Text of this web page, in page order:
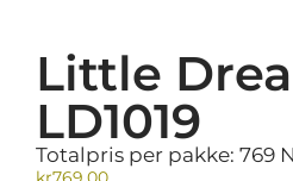
Little
LD1019
Totalpris per pakke: 769